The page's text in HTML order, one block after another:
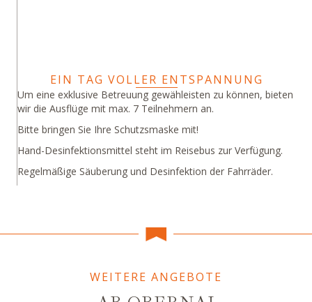
EIN TAG VOLLER ENTSPANNUNG
Um eine exklusive Betreuung gewähleisten zu können, bieten
wir die Ausflüge mit max. 7 Teilnehmern an.
Bitte bringen Sie Ihre Schutzsmaske mit!
Hand-Desinfektionsmittel steht im Reisebus zur Verfügung.
Regelmäßige Säuberung und Desinfektion der Fahrräder.
WEITERE ANGEBOTE